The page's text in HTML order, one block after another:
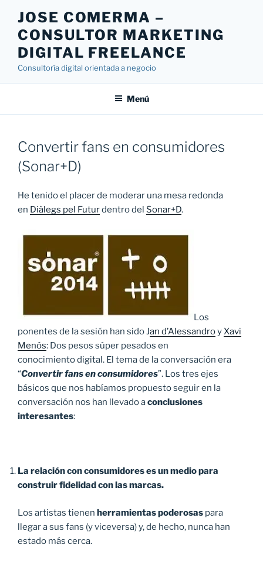
contenido
JOSE COMERMA –
CONSULTOR MARKETING
DIGITAL FREELANCE
Consultoría digital orientada a negocio
Menú
Convertir fans en consumidores
(Sonar+D)
He tenido el placer de moderar una mesa redonda
en Diàlegs pel Futurdentro del Sonar+D.
Los
ponentes de la sesión han sido Jan d’AlessandroyXavi
Menós: Dos pesos súper pesados en
conocimiento digital. El tema de la conversación era
“Convertir fans en consumidores”. Los tres ejes
básicos que nos habíamos propuesto seguir en la
conversación nos han llevado aconclusiones
interesantes:
La relación con consumidores es un medio para
construir fidelidad con las marcas.
Los artistas tienen herramientas poderosas para
llegar a sus fans (y viceversa) y, de hecho, nunca han
estado más cerca.